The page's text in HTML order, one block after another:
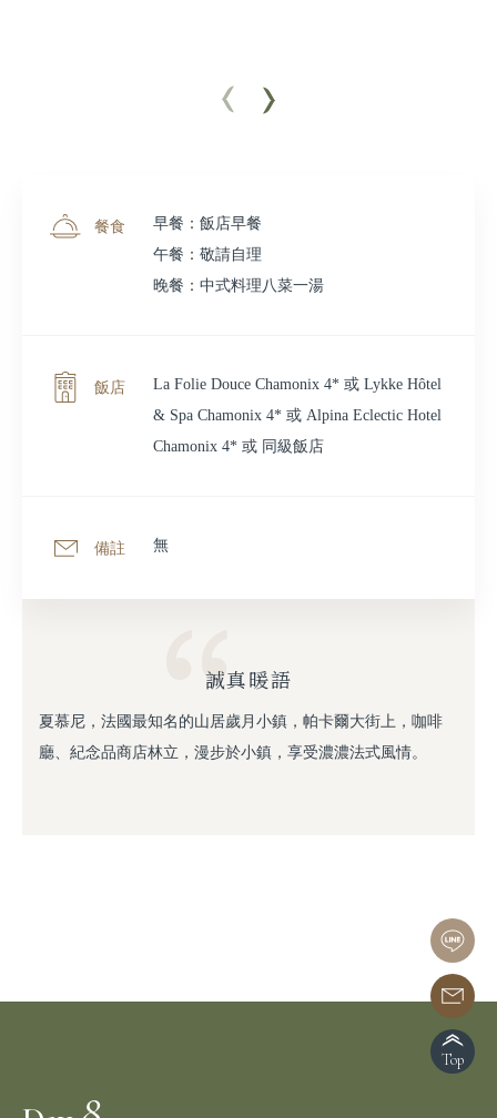
餐食
早餐：飯店早餐
午餐：敬請自理
晚餐：中式料理八菜一湯
飯店
La Folie Douce Chamonix 4* 或 Lykke Hôtel
& Spa Chamonix 4* 或 Alpina Eclectic Hotel
Chamonix 4* 或 同級飯店
備註 無
誠真暖語
夏慕尼，法國最知名的山居歲月小鎮，帕卡爾大街上，咖啡
廳、紀念品商店林立，漫步於小鎮，享受濃濃法式風情。
Top